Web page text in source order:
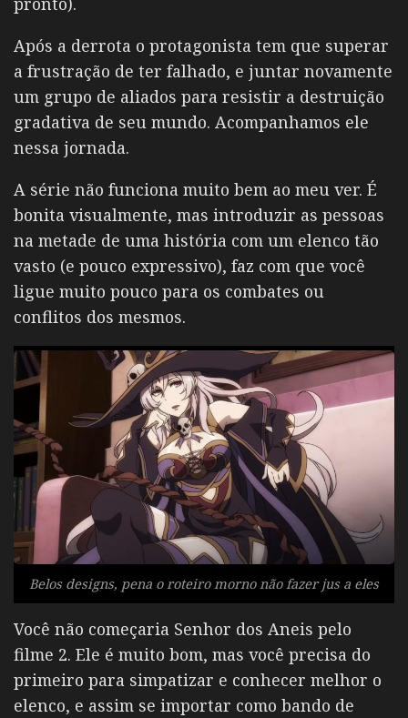
Após a derrota o protagonista tem que superar
a frustração de ter falhado, e juntar novamente
um grupo de aliados para resistir a destruição
gradativa de seu mundo. Acompanhamos ele
nessa jornada.
A série não funciona muito bem ao meu ver. É
bonita visualmente, mas introduzir as pessoas
na metade de uma história com um elenco tão
vasto (e pouco expressivo), faz com que você
ligue muito pouco para os combates ou
conflitos dos mesmos.
Belos designs, pena o roteiro morno não fazer jus a eles
Você não começaria Senhor dos Aneis pelo
filme 2. Ele é muito bom, mas você precisa do
primeiro para simpatizar e conhecer melhor o
elenco, e assim se importar como bando de